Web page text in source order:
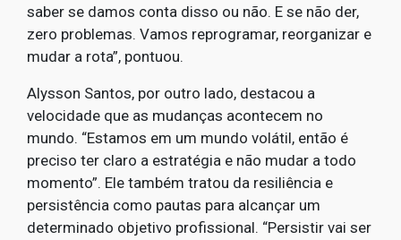
saber se damos conta disso ou não. E se não der,
zero problemas. Vamos reprogramar, reorganizar e
mudar a rota”, pontuou.
Alysson Santos, por outro lado, destacou a
velocidade que as mudanças acontecem no
mundo. “Estamos em um mundo volátil, então é
preciso ter claro a estratégia e não mudar a todo
momento”. Ele também tratou da resiliência e
persistência como pautas para alcançar um
determinado objetivo profissional. “Persistir vai ser